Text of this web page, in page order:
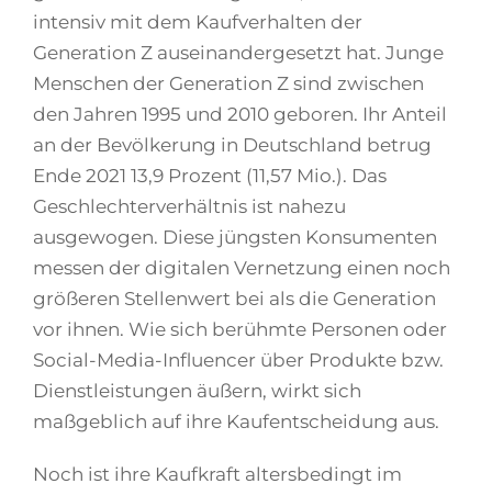
intensiv mit dem Kaufverhalten der
Generation Z auseinandergesetzt hat. Junge
Menschen der Generation Z sind zwischen
den Jahren 1995 und 2010 geboren. Ihr Anteil
an der Bevölkerung in Deutschland betrug
Ende 2021 13,9 Prozent (11,57 Mio.). Das
Geschlechterverhältnis ist nahezu
ausgewogen. Diese jüngsten Konsumenten
messen der digitalen Vernetzung einen noch
größeren Stellenwert bei als die Generation
vor ihnen. Wie sich berühmte Personen oder
Social-Media-Influencer über Produkte bzw.
Dienstleistungen äußern, wirkt sich
maßgeblich auf ihre Kaufentscheidung aus.
Noch ist ihre Kaufkraft altersbedingt im